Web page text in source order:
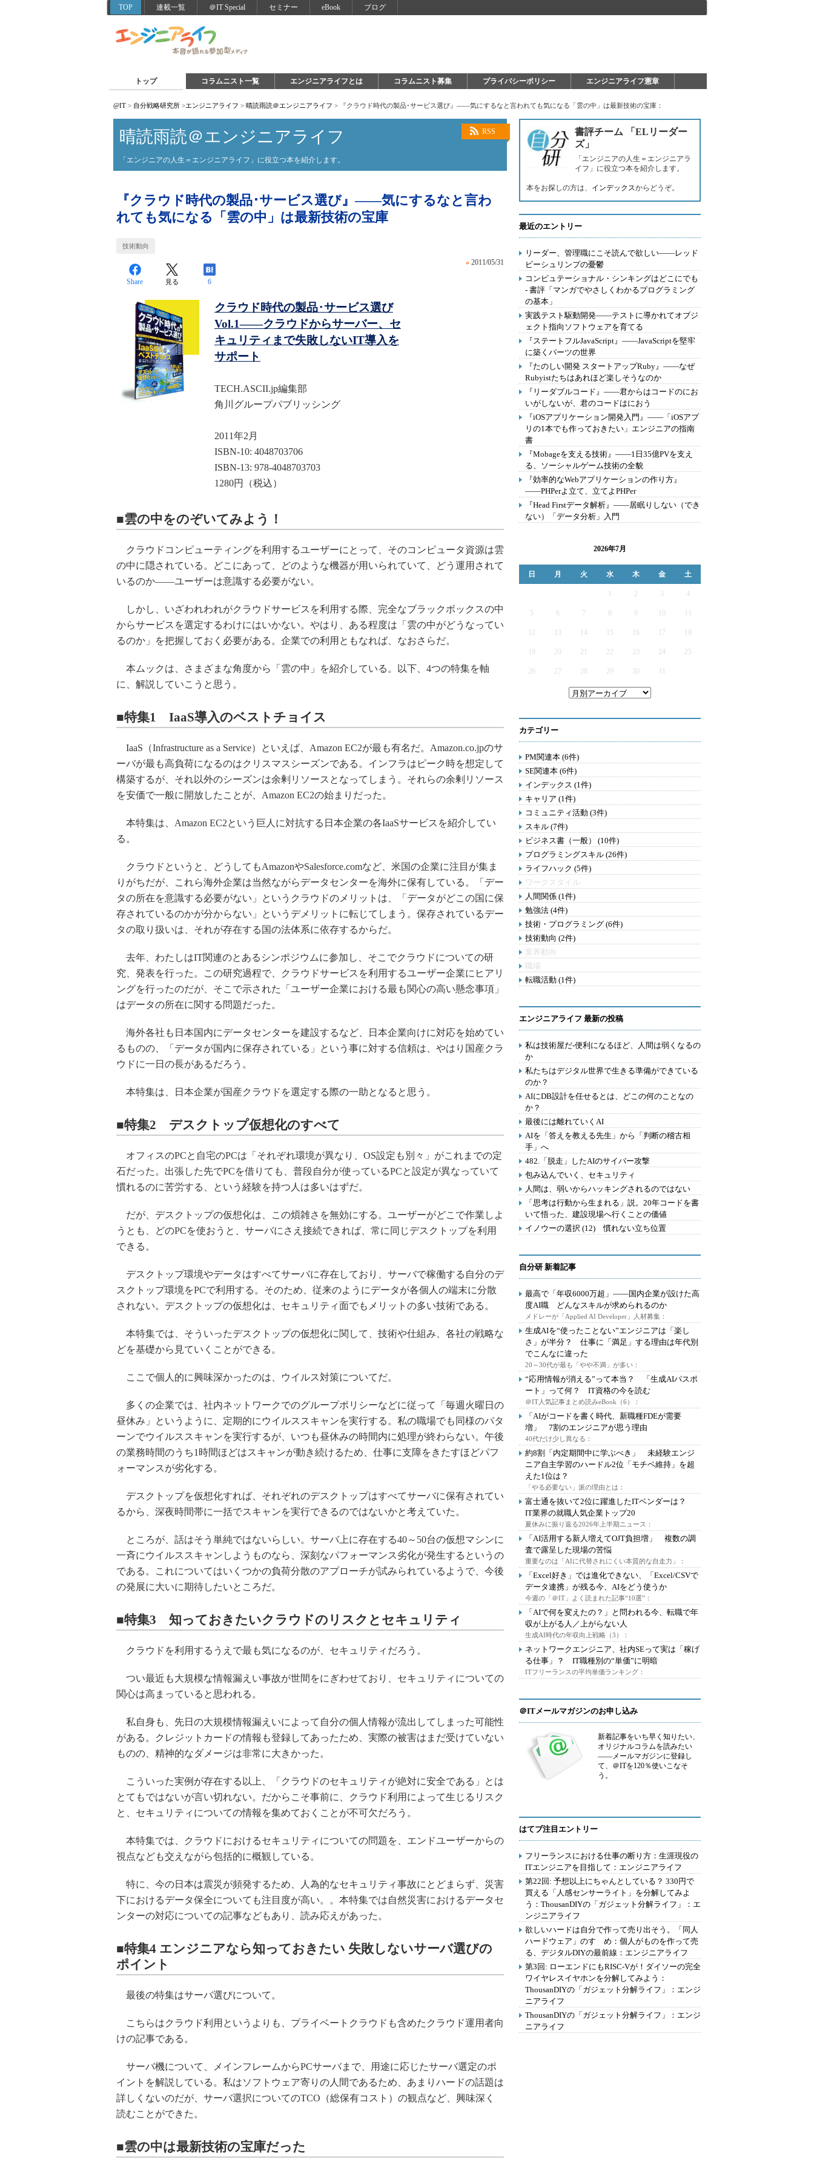
TOP 連載一覧 ＠IT Special セミナー eBook ブログ
トップ コラムニスト一覧 エンジニアライフとは コラムニスト募集 プライバシーポリシー エンジニアライフ憲章
@IT > 自分戦略研究所 >エンジニアライフ > 晴読雨読＠エンジニアライフ > 『クラウド時代の製品･サービス選び』――気にするなと言われても気になる「雲の中」は最新技術の宝庫：
RSS
晴読雨読＠エンジニアライフ
「エンジニアの人生＝エンジニアライフ」に役立つ本を紹介します。
『クラウド時代の製品･サービス選び』――気にするなと言わ
れても気になる「雲の中」は最新技術の宝庫
技術動向
» 2011/05/31
Share 見る 6
クラウド時代の製品･サービス選び
Vol.1――クラウドからサーバー、セ
キュリティまで失敗しないIT導入を
サポート
TECH.ASCII.jp編集部
角川グループパブリッシング
2011年2月
ISBN-10: 4048703706
ISBN-13: 978-4048703703
1280円（税込）
■雲の中をのぞいてみよう！
クラウドコンピューティングを利用するユーザーにとって、そのコンピュータ資源は雲
の中に隠されている。どこにあって、どのような機器が用いられていて、どう運用されて
いるのか――ユーザーは意識する必要がない。
しかし、いざわれわれがクラウドサービスを利用する際、完全なブラックボックスの中
からサービスを選定するわけにはいかない。やはり、ある程度は「雲の中がどうなってい
るのか」を把握しておく必要がある。企業での利用ともなれば、なおさらだ。
本ムックは、さまざまな角度から「雲の中」を紹介している。以下、4つの特集を軸
に、解説していこうと思う。
■特集1 IaaS導入のベストチョイス
IaaS（Infrastructure as a Service）といえば、Amazon EC2が最も有名だ。Amazon.co.jpのサ
ーバが最も高負荷になるのはクリスマスシーズンである。インフラはピーク時を想定して
構築するが、それ以外のシーズンは余剰リソースとなってしまう。それらの余剰リソース
を安価で一般に開放したことが、Amazon EC2の始まりだった。
本特集は、Amazon EC2という巨人に対抗する日本企業の各IaaSサービスを紹介してい
る。
クラウドというと、どうしてもAmazonやSalesforce.comなど、米国の企業に注目が集ま
りがちだが、これら海外企業は当然ながらデータセンターを海外に保有している。「デー
タの所在を意識する必要がない」というクラウドのメリットは、「データがどこの国に保
存されているのかが分からない」というデメリットに転じてしまう。保存されているデー
タの取り扱いは、それが存在する国の法体系に依存するからだ。
去年、わたしはIT関連のとあるシンポジウムに参加し、そこでクラウドについての研
究、発表を行った。この研究過程で、クラウドサービスを利用するユーザー企業にヒアリ
ングを行ったのだが、そこで示された「ユーザー企業における最も関心の高い懸念事項」
はデータの所在に関する問題だった。
海外各社も日本国内にデータセンターを建設するなど、日本企業向けに対応を始めてい
るものの、「データが国内に保存されている」という事に対する信頼は、やはり国産クラ
ウドに一日の長があるだろう。
本特集は、日本企業が国産クラウドを選定する際の一助となると思う。
■特集2 デスクトップ仮想化のすべて
オフィスのPCと自宅のPCは「それぞれ環境が異なり、OS設定も別々」がこれまでの定
石だった。出張した先でPCを借りても、普段自分が使っているPCと設定が異なっていて
慣れるのに苦労する、という経験を持つ人は多いはずだ。
だが、デスクトップの仮想化は、この煩雑さを無効にする。ユーザーがどこで作業しよ
うとも、どのPCを使おうと、サーバにさえ接続できれば、常に同じデスクトップを利用
できる。
デスクトップ環境やデータはすべてサーバに存在しており、サーバで稼働する自分のデ
スクトップ環境をPCで利用する。そのため、従来のようにデータが各個人の端末に分散
されない。デスクトップの仮想化は、セキュリティ面でもメリットの多い技術である。
本特集では、そういったデスクトップの仮想化に関して、技術や仕組み、各社の戦略な
どを基礎から見ていくことができる。
ここで個人的に興味深かったのは、ウイルス対策についてだ。
多くの企業では、社内ネットワークでのグループポリシーなどに従って「毎週火曜日の
昼休み」というように、定期的にウイルススキャンを実行する。私の職場でも同様のパタ
ーンでウイルススキャンを実行するが、いつも昼休みの時間内に処理が終わらない。午後
の業務時間のうち1時間ほどはスキャンが動き続けるため、仕事に支障をきたすほどパフ
ォーマンスが劣化する。
デスクトップを仮想化すれば、それぞれのデスクトップはすべてサーバに保有されてい
るから、深夜時間帯に一括でスキャンを実行できるのではないかと考えていた。
ところが、話はそう単純ではないらしい。サーバ上に存在する40～50台の仮想マシンに
一斉にウイルススキャンしようものなら、深刻なパフォーマンス劣化が発生するというの
である。これについてはいくつかの負荷分散のアプローチが試みられているようで、今後
の発展に大いに期待したいところだ。
■特集3 知っておきたいクラウドのリスクとセキュリティ
クラウドを利用するうえで最も気になるのが、セキュリティだろう。
つい最近も大規模な情報漏えい事故が世間をにぎわせており、セキュリティについての
関心は高まっていると思われる。
私自身も、先日の大規模情報漏えいによって自分の個人情報が流出してしまった可能性
がある。クレジットカードの情報も登録してあったため、実際の被害はまだ受けていない
ものの、精神的なダメージは非常に大きかった。
こういった実例が存在する以上、「クラウドのセキュリティが絶対に安全である」とは
とてもではないが言い切れない。だからこそ事前に、クラウド利用によって生じるリスク
と、セキュリティについての情報を集めておくことが不可欠だろう。
本特集では、クラウドにおけるセキュリティについての問題を、エンドユーザーからの
視点なども交えながら包括的に概観している。
特に、今の日本は震災が頻発するため、人為的なセキュリティ事故にとどまらず、災害
下におけるデータ保全についても注目度が高い。。本特集では自然災害におけるデータセ
ンターの対応についての記事などもあり、読み応えがあった。
■特集4 エンジニアなら知っておきたい 失敗しないサーバ選びの
ポイント
最後の特集はサーバ選びについて。
こちらはクラウド利用というよりも、プライベートクラウドも含めたクラウド運用者向
けの記事である。
サーバ機について、メインフレームからPCサーバまで、用途に応じたサーバ選定のポ
イントを解説している。私はソフトウェア寄りの人間であるため、あまりハードの話題は
詳しくないのだが、サーバ選択についてのTCO（総保有コスト）の観点など、興味深く
読むことができた。
■雲の中は最新技術の宝庫だった
書評チーム 「ELリーダー
ズ」
「エンジニアの人生＝エンジニアラ
イフ」に役立つ本を紹介します。
本をお探しの方は、 インデックスからどうぞ。
最近のエントリー
リーダー、管理職にこそ読んで欲しい――レッド
ビーシュリンプの憂鬱
コンピュテーショナル・シンキングはどこにでも
- 書評「マンガでやさしくわかるプログラミング
の基本」
実践テスト駆動開発――テストに導かれてオブジ
ェクト指向ソフトウェアを育てる
『ステートフルJavaScript』――JavaScriptを堅牢
に築くパーツの世界
『たのしい開発 スタートアップRuby』――なぜ
Rubyistたちはあれほど楽しそうなのか
『リーダブルコード』――君からはコードのにお
いがしないが、君のコードはにおう
『iOSアプリケーション開発入門』――「iOSアプ
リの1本でも作っておきたい」エンジニアの指南
書
『Mobageを支える技術』――1日35億PVを支え
る、ソーシャルゲーム技術の全貌
『効率的なWebアプリケーションの作り方』
――PHPerよ立て、立てよPHPer
『Head Firstデータ解析』――居眠りしない（でき
ない）「データ分析」入門
2026年7月
日 月 火 水 木 金 土
2 3 4
5 6 7 9
12 13 14 15 16 17
19 20 21 22 23 24 25
26 27 28 29 30 31
カテゴリー
PM関連本 (6件)
SE関連本 (6件)
インデックス (1件)
キャリア (1件)
コミュニティ活動 (3件)
スキル (7件)
ビジネス書（一般） (10件)
プログラミングスキル (26件)
ライフハック (5件)
ワークスタイル
人間関係 (1件)
勉強法 (4件)
技術・プログラミング (6件)
技術動向 (2件)
業界動向
職場
転職活動 (1件)
エンジニアライフ 最新の投稿
私は技術屋だ-便利になるほど、人間は弱くなるの
か
私たちはデジタル世界で生きる準備ができている
のか？
AIにDB設計を任せるとは、どこの何のことなの
か？
最後には離れていくAI
AIを「答えを教える先生」から「判断の稽古相
手」へ
482.「脱走」したAIのサイバー攻撃
包み込んでいく、セキュリティ
人間は、弱いからハッキングされるのではない
「思考は行動から生まれる」説。20年コードを書
いて悟った、建設現場へ行くことの価値
イノウーの選択 (12) 慣れない立ち位置
自分研 新着記事
最高で「年収6000万超」――国内企業が設けた高
度AI職 どんなスキルが求められるのか
メドレーが「Applied AI Developer」人材募集：
生成AIを“使ったことない”エンジニアは「楽し
さ」が半分？ 仕事に「満足」する理由は年代別
でこんなに違った
20～30代が最も「やや不満」が多い：
“応用情報が消える”って本当？ 「生成AIパスポ
ート」って何？ IT資格の今を読む
＠IT人気記事まとめ読みeBook（6）：
「AIがコードを書く時代、新職種FDEが需要
増」 7割のエンジニアが思う理由
40代だけ少し異なる：
約8割「内定期間中に学ぶべき」 未経験エンジ
ニア自主学習のハードル2位「モチベ維持」を超
えた1位は？
「やる必要ない」派の理由とは：
富士通を抜いて2位に躍進したITベンダーは？
IT業界の就職人気企業トップ20
夏休みに振り返る2026年上半期ニュース：
「AI活用する新人増えてOJT負担増」 複数の調
査で露呈した現場の苦悩
重要なのは「AIに代替されにくい本質的な自走力」：
「Excel好き」では進化できない、「Excel/CSVで
データ連携」が残る今、AIをどう使うか
今週の「＠IT」よく読まれた記事“10選”：
「AIで何を変えたの？」と問われる今、転職で年
収が上がる人／上がらない人
生成AI時代の年収向上戦略（3）：
ネットワークエンジニア、社内SEって実は「稼げ
る仕事」？ IT職種別の“単価”に明暗
ITフリーランスの平均単価ランキング：
＠ITメールマガジンのお申し込み
新着記事をいち早く知りたい、
オリジナルコラムを読みたい
――メールマガジンに登録し
て、＠ITを120％使いこなそ
う。
はてブ注目エントリー
フリーランスにおける仕事の断り方：生涯現役の
ITエンジニアを目指して：エンジニアライフ
第22回: 予想以上にちゃんとしている？ 330円で
買える「人感センサーライト」を分解してみよ
う：ThousanDIYの「ガジェット分解ライフ」：エ
ンジニアライフ
欲しいハードは自分で作って売り出そう。「同人
ハードウェア」のすゝめ：個人がものを作って売
る、デジタルDIYの最前線：エンジニアライフ
第3回: ローエンドにもRISC-Vが！ダイソーの完全
ワイヤレスイヤホンを分解してみよう：
ThousanDIYの「ガジェット分解ライフ」：エンジ
ニアライフ
ThousanDIYの「ガジェット分解ライフ」：エンジ
ニアライフ